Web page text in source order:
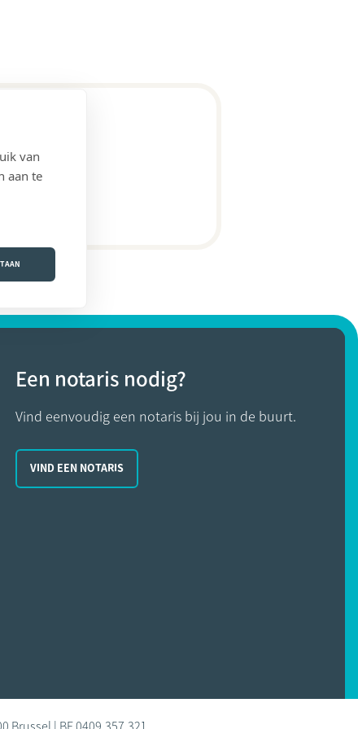
Een notaris nodig?
Vind eenvoudig een notaris bij jou in de buurt.
VIND EEN NOTARIS
van
aan te